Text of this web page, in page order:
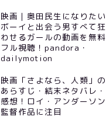
映画｜奥田民生になりたい
ボーイと出会う男すべて狂
わせるガールの動画を無料
フル視聴！pandora・
dailymotion
映画「さよなら、人類」の
あらすじ・結末ネタバレ・
感想！ロイ・アンダーソン
監督作品に注目